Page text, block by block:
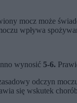
mocz może
wpływa
wynosić 5-6.
odczyn
się wskutek